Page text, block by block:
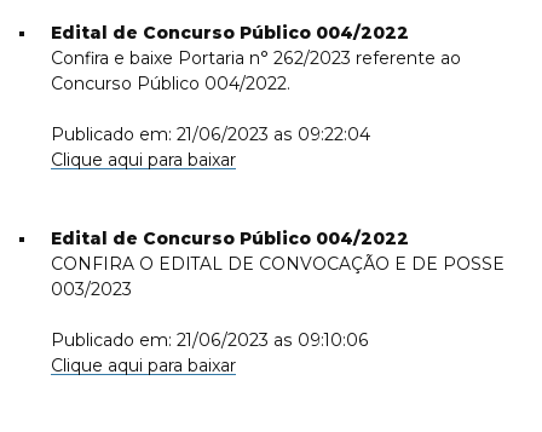
Edital de Concurso Público 004/2022
Confira e baixe Portaria n° 262/2023 referente ao
Concurso Público 004/2022.
Publicado em: 21/06/2023 as 09:22:04
Clique aqui para baixar
Edital de Concurso Público 004/2022
CONFIRA O EDITAL DE CONVOCAÇÃO E DE POSSE
003/2023
Publicado em: 21/06/2023 as 09:10:06
Clique aqui para baixar